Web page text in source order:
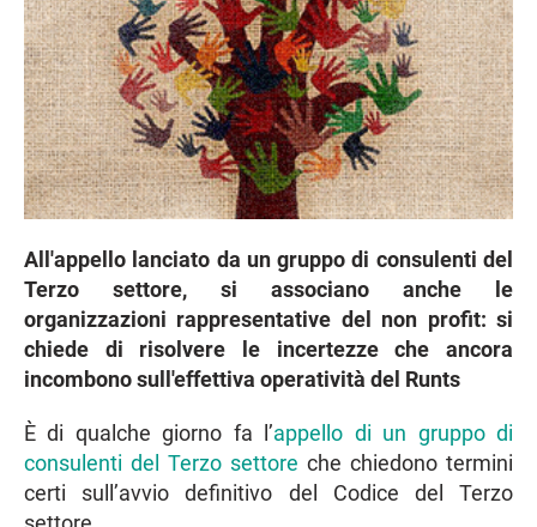
All'appello lanciato da un gruppo di consulenti del
Terzo settore, si associano anche le
organizzazioni rappresentative del non profit: si
chiede di risolvere le incertezze che ancora
incombono sull'effettiva operatività del Runts
È di qualche giorno fa l’appello di un gruppo di
consulenti del Terzo settore che chiedono termini
certi sull’avvio definitivo del Codice del Terzo